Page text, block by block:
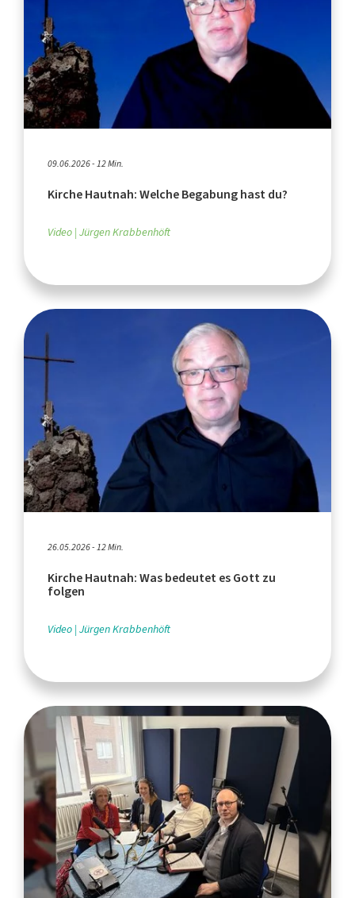
09.06.2026 - 12 Min.
Kirche Hautnah: Welche Begabung hast du?
Video Jürgen Krabbenhöft
26.05.2026 - 12 Min.
Kirche Hautnah: Was bedeutet es Gott zu
folgen
Video Jürgen Krabbenhöft